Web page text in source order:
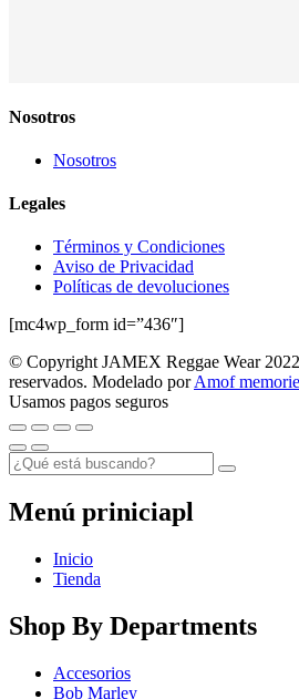
Nosotros
Nosotros
Legales
Términos y Condiciones
Aviso de Privacidad
Políticas de devoluciones
[mc4wp_form id=”436″]
© Copyright JAMEX Reggae Wear
reservados. Modelado porAmof
Usamos pagos seguros
Menú priniciapl
Inicio
Tienda
Shop By Departments
Accesorios
Bob Marley